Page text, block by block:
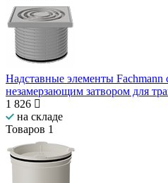
Надставные элементы
незамерзающим затвором для
1 826
на складе
Товаров 1